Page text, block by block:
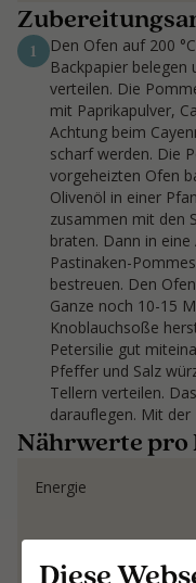
Diese
1
Den Ofen auf 200
Backpapier
verteilen. Die
mit Paprikapulver,
Achtung beim
scharf werden. Die
vorgeheizten Ofen
Olivenöl in einer
zusammen mit den
braten. Dann in
Pastinaken-
bestreuen. Den
Ganze noch 10-15
Knoblauchsoße
Petersilie gut
Pfeffer und Salz
Tellern verteilen.
darauflegen. Mit
Nährwerte pro
Energie
Fett